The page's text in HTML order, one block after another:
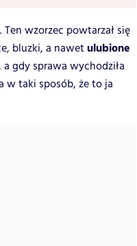
wzorzec powtarzał się
bluzki, a nawetulubione
a gdy sprawa wychodziła
w taki sposób, że to ja